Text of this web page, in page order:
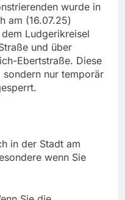
wurde in
am (16.07.25)
Ludgerikreisel
und über
Ebertstraße. Diese
nur temporär
in der Stadt am
wenn Sie